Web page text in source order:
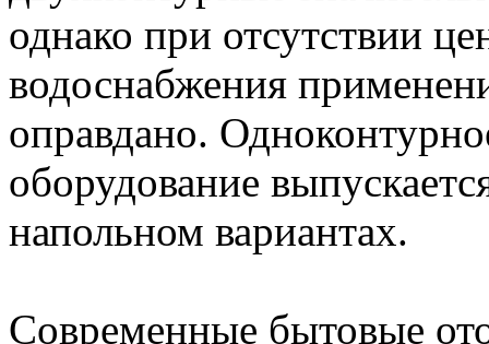
однако при отсутствии
водоснабжения
оправдано.
оборудование
напольном вариантах.
Современные бытовые